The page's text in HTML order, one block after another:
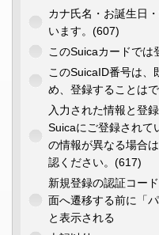
カナ氏名・お誕生日
います。(607)
このSuicaカードでは
このSuicaID番号は、
め、登録することは
入力された情報と登
Suicaにご登録されて
の情報が異なる場合
認ください。(617)
新規登録の認証コー
面へ遷移する前に「
と表示される